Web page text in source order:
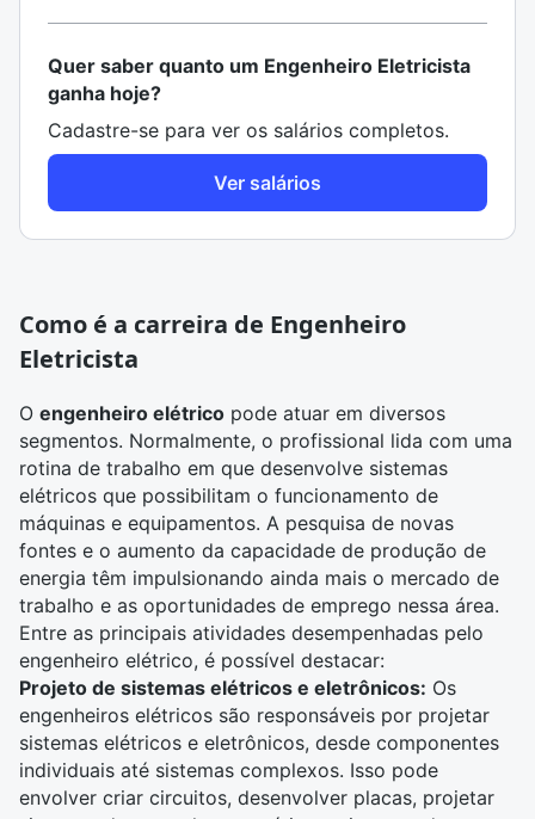
Quer saber quanto um Engenheiro Eletricista
ganha hoje?
Cadastre-se para ver os salários completos.
Ver salários
Como é a carreira de Engenheiro
Eletricista
O engenheiro elétrico pode atuar em diversos
segmentos. Normalmente, o profissional lida com uma
rotina de trabalho em que desenvolve sistemas
elétricos que possibilitam o funcionamento de
máquinas e equipamentos. A pesquisa de novas
fontes e o aumento da capacidade de produção de
energia têm impulsionando ainda mais o mercado de
trabalho e as oportunidades de emprego nessa área.
Entre as principais atividades desempenhadas pelo
engenheiro elétrico, é possível destacar:
Projeto de sistemas elétricos e eletrônicos: Os
engenheiros elétricos são responsáveis por projetar
sistemas elétricos e eletrônicos, desde componentes
individuais até sistemas complexos. Isso pode
envolver criar circuitos, desenvolver placas, projetar